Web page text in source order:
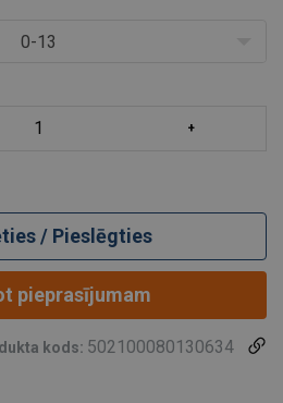
0-13
/ Pieslēgties
pieprasījumam
kods: 502100080130634